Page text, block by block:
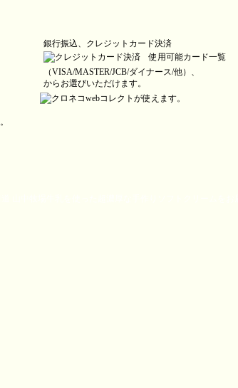
銀行振込、クレジットカード決済
（VISA/MASTER/JCB/ダイナース/他）、
からお選びいただけます。